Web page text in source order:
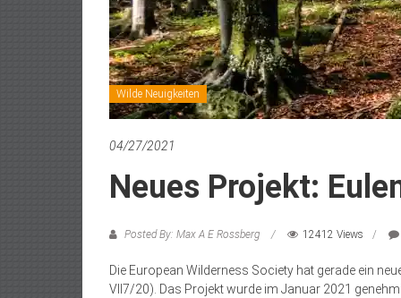
Wilde Neuigkeiten
04/27/2021
Neues Projekt:
Posted By: Max A E Rossberg 12412 Views
Die European Wilderness Society hat gerade ein
VII7/20). Das Projekt wurde im Januar 2021